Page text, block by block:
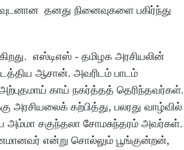
தனது நினைவுகளை பகிர்ந்து
எஸ்டிஎஸ் - தமிழக அரசியலின்
ஆசான். அவரிடம் பாடம்
காய் நகர்த்தத் தெரிந்தவர்கள்.
அரசியலைக் கற்பித்து, பலரது வாழ்வில்
அம்மா சகுந்தலா சோமசுந்தரம் அவர்கள்.
என்று சொல்லும் பூங்குன்றன்,